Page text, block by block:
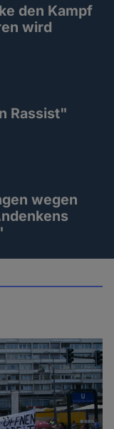
den Kampf
wird
Rassist"
wegen